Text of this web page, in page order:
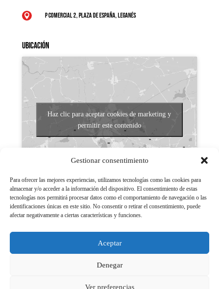
Gestionar consentimiento
Para ofrecer las mejores experiencias, utilizamos tecnologías como las cookies para
almacenar y/o acceder a la información del dispositivo. El consentimiento de estas
tecnologías nos permitirá procesar datos como el comportamiento de navegación o las
identificaciones únicas en este sitio. No consentir o retirar el consentimiento, puede
afectar negativamente a ciertas características y funciones.
Aceptar
Denegar
Ver preferencias
 P Comercial 2, Plaza de España, Leganés
Ubicación
Haz clic para aceptar cookies de marketing y
permitir este contenido
Aviso legal
Políticas de Privacidad
Aviso Legal